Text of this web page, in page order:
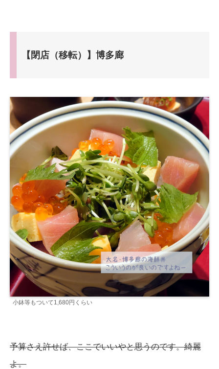
【閉店（移転）】博多廊
小鉢等もついて1,680円くらい
予算さえ許せば、ここでいいやと思うのです。綺麗
よ。